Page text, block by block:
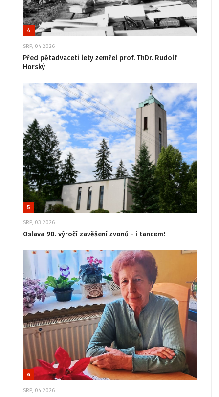
4
SRP, 04 2026
Před pětadvaceti lety zemřel prof. ThDr. Rudolf
Horský
5
SRP, 03 2026
Oslava 90. výročí zavěšení zvonů - i tancem!
6
SRP, 04 2026